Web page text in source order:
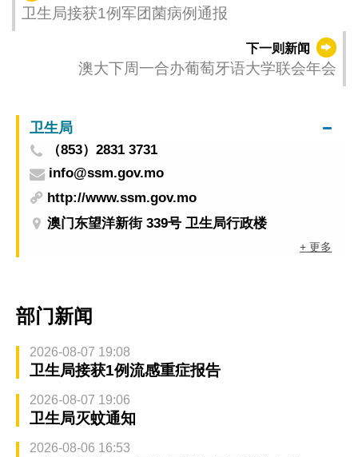
卫生局接获1例军团菌病例通报
下一则新闻
澳大下周一合办葡萄牙语大学联会年会
卫生局
（853）2831 3731
info@ssm.gov.mo
http://www.ssm.gov.mo
澳门东望洋新街 339号 卫生局行政楼
+ 更多
部门新闻
2026-08-07 19:08
卫生局接获1例流感重症报告
2026-08-07 19:06
卫生局灭蚊通知
2026-08-06 16:53